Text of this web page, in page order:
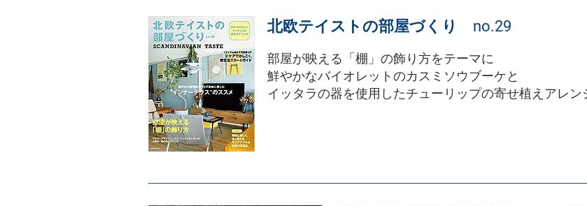
北欧テイストの部屋づくり no.29
部屋が映える「棚」の飾り方をテーマに
鮮やかなバイオレットのカスミソウブーケと
イッタラの器を使用したチューリップの寄せ植えアレン